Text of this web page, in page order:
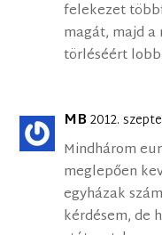
felekezet
magát, majd a
törléséért
MB 2012.
Mindhárom
meglepően
egyházak
kérdésem, de